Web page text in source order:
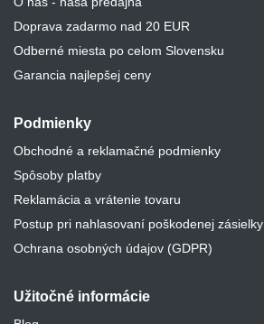
Doprava zadarmo nad 20 EUR
Odberné miesta po celom Slovensku
Garancia najlepšej ceny
Podmienky
Obchodné a reklamačné podmienky
Spôsoby platby
Reklamácia a vrátenie tovaru
Postup pri nahlasovaní poškodenej zásielky
Ochrana osobných údajov (GDPR)
Užitočné informácie